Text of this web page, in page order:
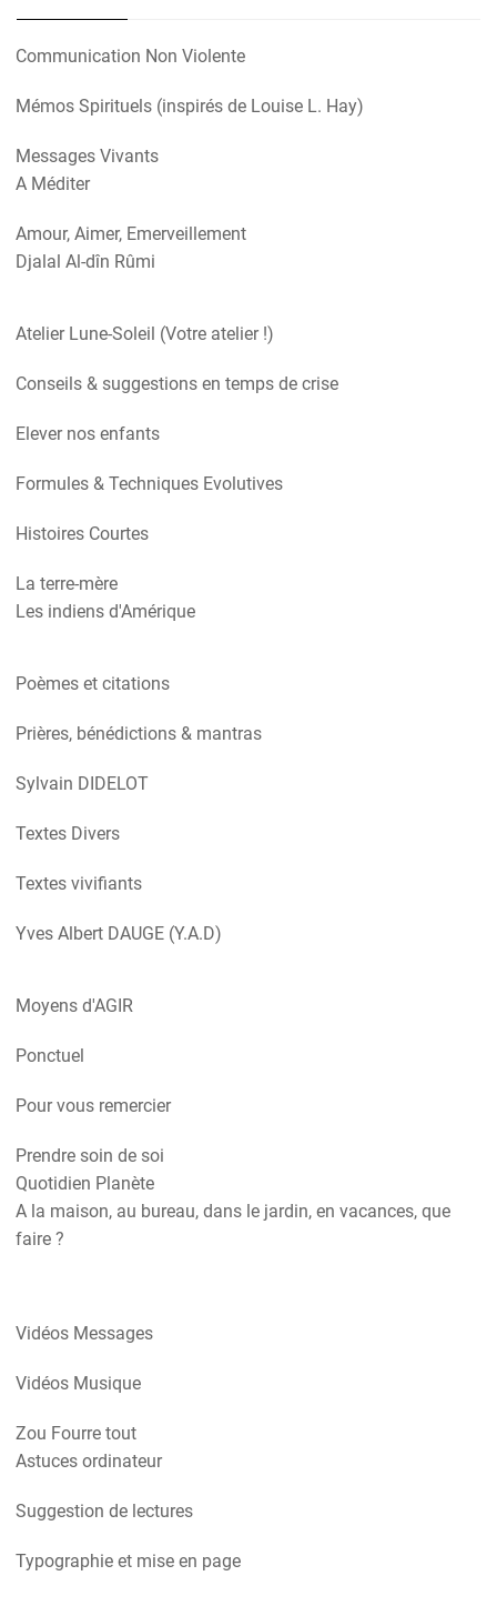
Communication Non Violente
Mémos Spirituels (inspirés de Louise L. Hay)
Messages Vivants
A Méditer
Amour, Aimer, Emerveillement
Djalal Al-dîn Rûmi
Atelier Lune-Soleil (Votre atelier !)
Conseils & suggestions en temps de crise
Elever nos enfants
Formules & Techniques Evolutives
Histoires Courtes
La terre-mère
Les indiens d'Amérique
Poèmes et citations
Prières, bénédictions & mantras
Sylvain DIDELOT
Textes Divers
Textes vivifiants
Yves Albert DAUGE (Y.A.D)
Moyens d'AGIR
Ponctuel
Pour vous remercier
Prendre soin de soi
Quotidien Planète
A la maison, au bureau, dans le jardin, en vacances, que
faire ?
Vidéos Messages
Vidéos Musique
Zou Fourre tout
Astuces ordinateur
Suggestion de lectures
Typographie et mise en page